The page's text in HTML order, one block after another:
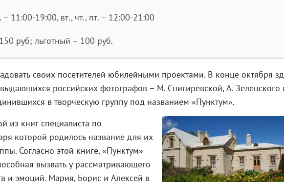
– 11:00-19:00, вт., чт., пт. – 12:00-21:00
руб; льготный – 100 руб.
своих посетителей юбилейными проектами. В конце октября
российских фотографов – М. Снигиревской, А. Зеленского
в творческую группу под названием «Пунктум».
из книг специалиста по
которой родилось название для их
Согласно этой книге, «Пунктум» –
вызвать у рассматривающего
и эмоций. Мария, Борис и Алексей в